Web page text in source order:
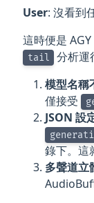
User: 沒看到
這時便是
tail
分析運
模型名稱
僅接受
JSON 設
錄下。
多聲道立